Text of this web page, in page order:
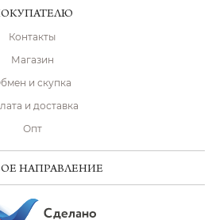
Контакты
Магазин
и скупка
и доставка
Опт
НАПРАВЛЕНИЕ